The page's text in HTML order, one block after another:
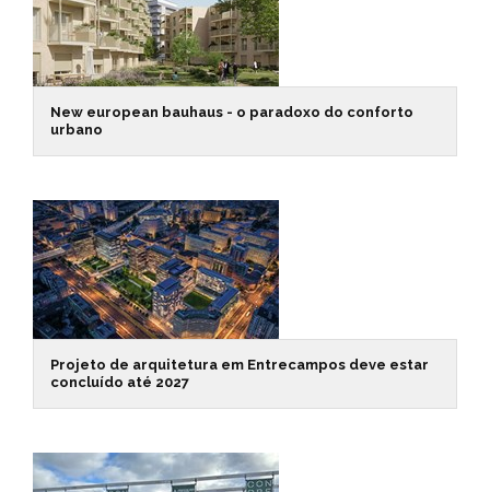
New european bauhaus - o paradoxo do conforto
urbano
Projeto de arquitetura em Entrecampos deve estar
concluído até 2027